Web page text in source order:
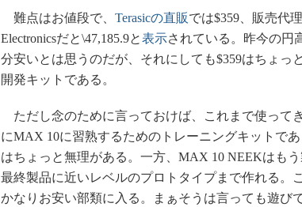
難点はお値段で、 Terasicの直販では$359、販売代
Electronicsだと\47,185.9と表示されている。昨今の円
分安いとは思うのだが、それにしても$359はちょっ
開発キットである。
ただし念のために言っておけば、これまで使って
にMAX 10に習熟するためのトレーニングキットで
はちょっと無理がある。一方、MAX 10 NEEKはも
最終製品に近いレベルのプロトタイプまで作れる。
かなりお安い部類に入る。まぁそうは言っても遊び